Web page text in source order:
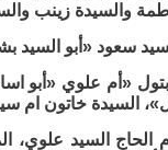
والسيدة زينب
سعود «أبو السيد
«أم علوي «أبو
السيدة خاتون ام
الحاج السيد علوي،